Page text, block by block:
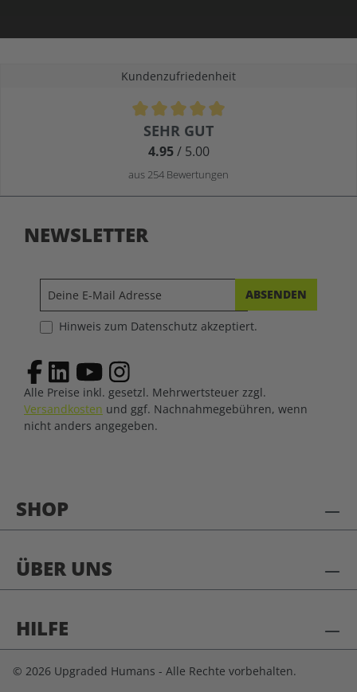
Kundenzufriedenheit
Durchschnittliche Bewertung von 4.9 von 5 Sternen
SEHR GUT
4.95/ 5.00
aus 254 Bewertungen
SHOP
ÜBER UNS
HILFE
NEWSLETTER
ABSENDEN
Hinweis zum Datenschutz akzeptiert.
Alle Preise inkl. gesetzl. Mehrwertsteuer zzgl.
Versandkosten und ggf. Nachnahmegebühren, wenn
nicht anders angegeben.
© 2026 Upgraded Humans - Alle Rechte vorbehalten.